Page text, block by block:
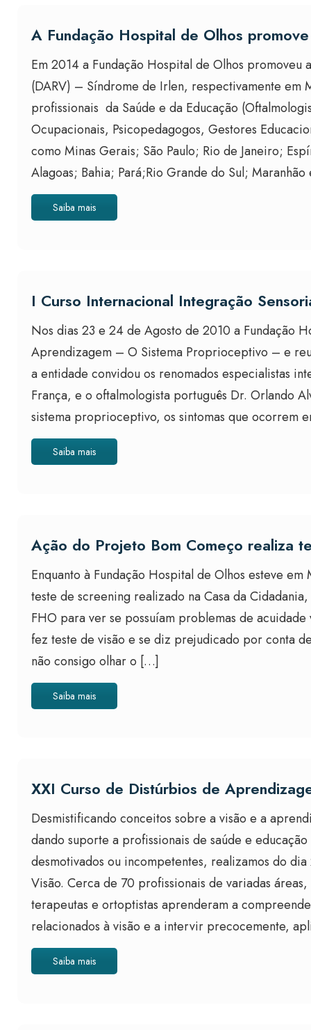
A Fundação Hospital de Olhos
Em 2014 a Fundação Hospital de Olhos promoveu
(DARV) – Síndrome de Irlen, respectivamente em
profissionais da Saúde e da Educação
Ocupacionais, Psicopedagogos, Gestores
como Minas Gerais; São Paulo; Rio de Janeiro;
Alagoas; Bahia; Pará;Rio Grande do Sul;
Saiba mais
I Curso Internacional Integração
Nos dias 23 e 24 de Agosto de 2010 a Fundação
Aprendizagem – O Sistema Proprioceptivo – e
a entidade convidou os renomados especialistas
França, e o oftalmologista português Dr. Orlando
sistema proprioceptivo, os sintomas que ocorrem
Saiba mais
Ação do Projeto Bom Começo realiza
Enquanto à Fundação Hospital de Olhos esteve
teste de screening realizado na Casa da
FHO para ver se possuíam problemas de
fez teste de visão e se diz prejudicado por conta
não consigo olhar o […]
Saiba mais
XXI Curso de Distúrbios de
Desmistificando conceitos sobre a visão e a
dando suporte a profissionais de saúde e
desmotivados ou incompetentes, realizamos do
Visão. Cerca de 70 profissionais de variadas
terapeutas e ortoptistas aprenderam a
relacionados à visão e a intervir precocemente,
Saiba mais